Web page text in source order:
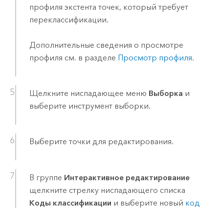
профиля экстента точек, который требует
переклассификации.
Дополнительные сведения о просмотре
профиля см. в разделе Просмотр профиля.
Щелкните ниспадающее меню Выборка и
выберите инструмент выборки.
Выберите точки для редактирования.
В группе Интерактивное редактирование
щелкните стрелку ниспадающего списка
Коды классификации и выберите новый код